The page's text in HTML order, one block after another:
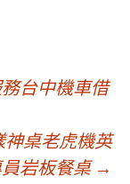
台中機車借
桌老虎機英
員岩板餐桌 →